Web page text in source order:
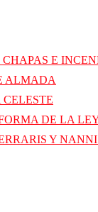
E
ALMADA
DE LA
Y